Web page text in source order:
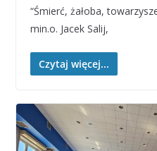
“Śmierć, żałoba,
min.o. Jacek Salij,
Czytaj więcej...